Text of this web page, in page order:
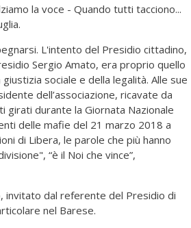
la voce - Quando tutti tacciono...
L'intento del Presidio cittadino,
Sergio Amato, era proprio quello
sociale e della legalità. Alle sue
dell’associazione, ricavate da
durante la Giornata Nazionale
delle mafie del 21 marzo 2018 a
di Libera, le parole che più hanno
“è il Noi che vince”,
invitato dal referente del Presidio di
nel Barese.